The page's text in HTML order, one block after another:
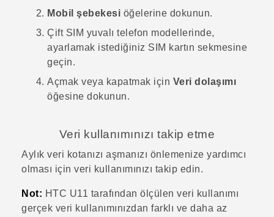
Mobil şebekesi öğelerine dokunun.
Çift SIM yuvalı telefon modellerinde,
ayarlamak istediğiniz SIM kartın sekmesine
geçin.
Açmak veya kapatmak için Veri dolaşımı
öğesine dokunun.
Veri kullanımınızı takip etme
Aylık veri kotanızı aşmanızı önlemenize yardımcı
olması için veri kullanımınızı takip edin.
Not: HTC U11 tarafından ölçülen veri kullanımı
gerçek veri kullanımınızdan farklı ve daha az